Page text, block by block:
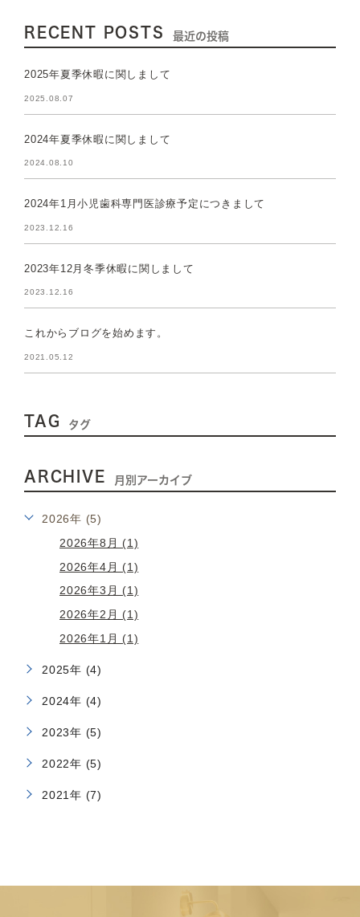
RECENT POSTS 最近の投稿
2025年夏季休暇に関しまして
2025.08.07
2024年夏季休暇に関しまして
2024.08.10
2024年1月小児歯科専門医診療予定につきまして
2023.12.16
2023年12月冬季休暇に関しまして
2023.12.16
これからブログを始めます。
2021.05.12
TAG タグ
ARCHIVE 月別アーカイブ
2026年 (5)
2026年8月 (1)
2026年4月 (1)
2026年3月 (1)
2026年2月 (1)
2026年1月 (1)
2025年 (4)
2024年 (4)
2023年 (5)
2022年 (5)
2021年 (7)